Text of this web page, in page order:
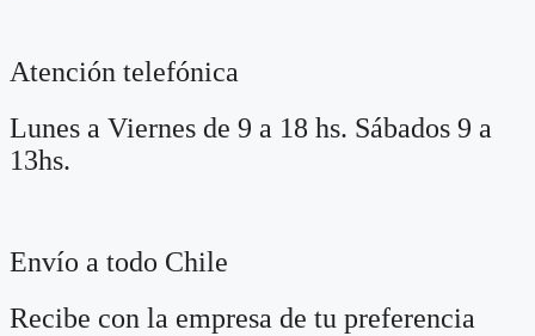
Atención telefónica
Lunes a Viernes de 9 a 18 hs. Sábados 9 a
13hs.
Envío a todo Chile
Recibe con la empresa de tu preferencia